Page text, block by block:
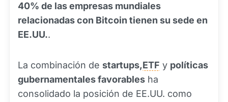
40% de las empresas mundiales
relacionadas con Bitcoin tienen su sede en
EE.UU..
La combinación de startups,ETF y políticas
gubernamentales favorables ha
consolidado la posición de EE.UU. como